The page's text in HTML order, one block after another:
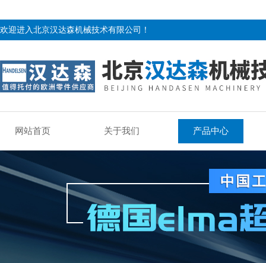
欢迎进入北京汉达森机械技术有限公司！
网站首页 关于我们 产品中心